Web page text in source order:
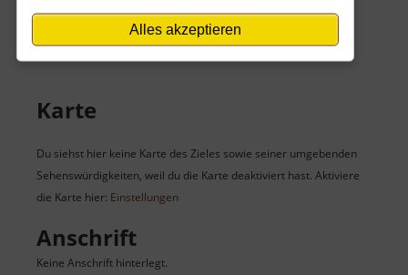
Alles akzeptieren
Keine Angaben vorhanden.
Karte
Du siehst hier keine Karte des Zieles sowie seiner umgebenden
Sehenswürdigkeiten, weil du die Karte deaktiviert hast. Aktiviere
die Karte hier: Einstellungen
Anschrift
Keine Anschrift hinterlegt.